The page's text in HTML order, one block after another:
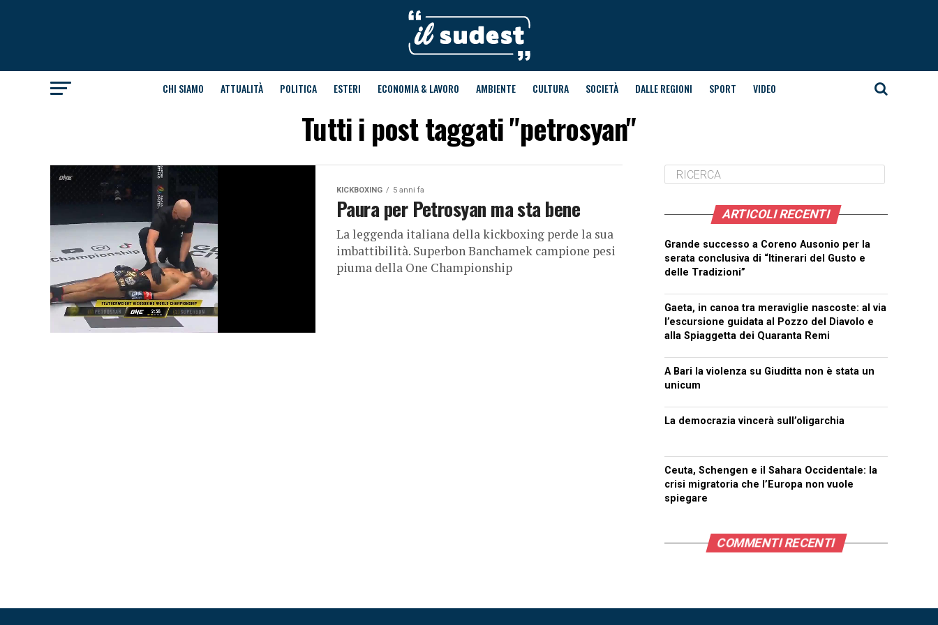
CHI SIAMO ATTUALITÀ POLITICA ESTERI ECONOMIA & LAVORO AMBIENTE CULTURA SOCIETÀ DALLE REGIONI SPORT VIDEO
Tutti i post taggati "petrosyan"
KICKBOXING 5 anni fa
Paura per Petrosyan ma sta bene
La leggenda italiana della kickboxing perde la sua
imbattibilità. Superbon Banchamek campione pesi
piuma della One Championship
ARTICOLI RECENTI
Grande successo a Coreno Ausonio per la
serata conclusiva di “Itinerari del Gusto e
delle Tradizioni”
Gaeta, in canoa tra meraviglie nascoste: al via
l’escursione guidata al Pozzo del Diavolo e
alla Spiaggetta dei Quaranta Remi
A Bari la violenza su Giuditta non è stata un
unicum
La democrazia vincerà sull’oligarchia
Ceuta, Schengen e il Sahara Occidentale: la
crisi migratoria che l’Europa non vuole
spiegare
COMMENTI RECENTI